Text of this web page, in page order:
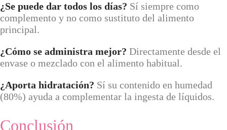
¿Se puede dar todos los días? Sí siempre como
complemento y no como sustituto del alimento
principal.
¿Cómo se administra mejor? Directamente desde el
envase o mezclado con el alimento habitual.
¿Aporta hidratación? Sí su contenido en humedad
(80%) ayuda a complementar la ingesta de líquidos.
Conclusión